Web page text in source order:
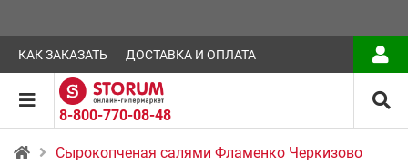
КАК ЗАКАЗАТЬ ДОСТАВКА И ОПЛАТА
8-800-770-08-48
Сырокопченая салями Фламенко Черкизово